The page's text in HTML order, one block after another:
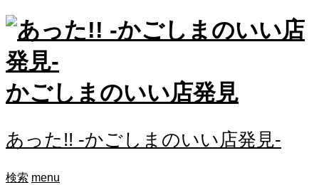
かごしまのいい店発見
あった!! -かごしまのいい店発見-
検索 menu